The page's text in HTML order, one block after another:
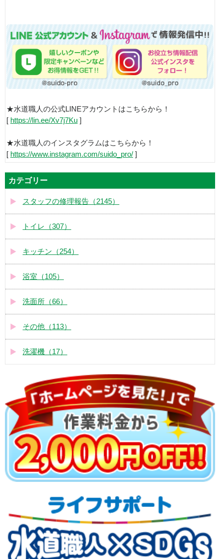
★水道職人の公式LINEアカウントはこちらから！
[ https://lin.ee/Xv7j7Ku ]
★水道職人のインスタグラムはこちらから！
[ https://www.instagram.com/suido_pro/ ]
カテゴリー
スタッフの修理報告（2145）
トイレ（307）
キッチン（254）
浴室（105）
洗面所（66）
その他（113）
洗濯機（17）